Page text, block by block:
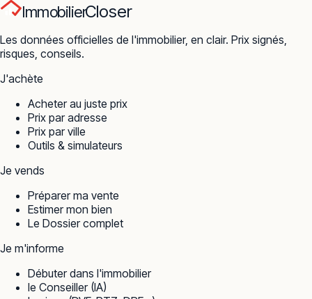
ImmobilierCloser
Les données officielles de l'immobilier, en clair. Prix signés,
risques, conseils.
J'achète
Acheter au juste prix
Prix par adresse
Prix par ville
Outils & simulateurs
Je vends
Préparer ma vente
Estimer mon bien
Le Dossier complet
Je m'informe
Débuter dans l'immobilier
le Conseiller (IA)